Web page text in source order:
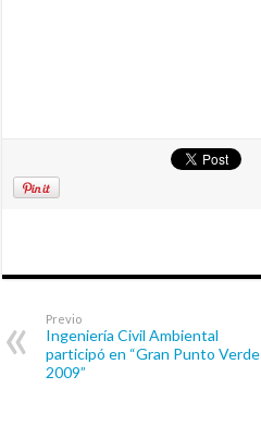
Previo
Ingeniería Civil Ambiental
participó en “Gran Punto Verde
2009”